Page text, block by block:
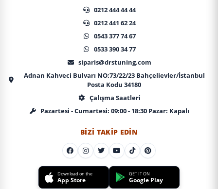
0212 444 44 44
0212 441 62 24
0543 377 74 67
0533 390 34 77
siparis@drstuning.com
Adnan Kahveci Bulvarı NO:73/22/23 Bahçelievler/İstanbul
Posta Kodu 34180
Çalışma Saatleri
Pazartesi - Cumartesi: 09:00 - 18:30 Pazar: Kapalı
BIZI TAKIP EDIN
Download on the
App Store
GET IT ON
Google Play